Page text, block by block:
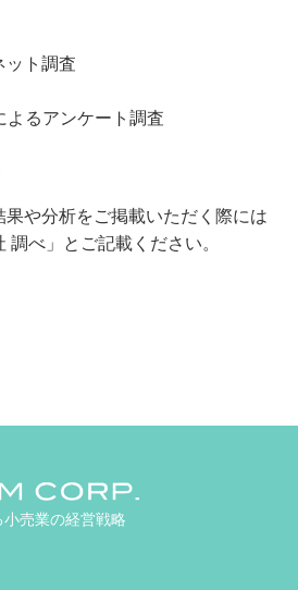
ット調査
よるアンケート調査
や分析をご掲載いただく際には
調べ」とご記載ください。
売業の経営戦略